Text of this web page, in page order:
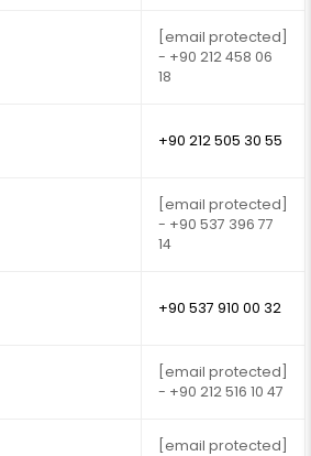
[email protected]
- +90 212 458 06
18
+90 212 505 30 55
[email protected]
- +90 537 396 77
14
+90 537 910 00 32
[email protected]
- +90 212 516 10 47
[email protected]